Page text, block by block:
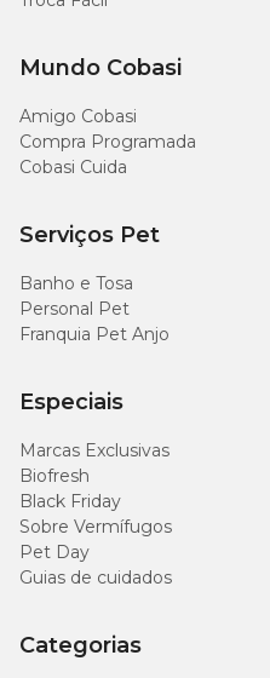
Matéria fibrosa (máx.)
Cálcio (máx.)
Fósforo (mín.)
Extrato de Yucca schidigera
Mundo Cobasi
Amigo Cobasi
Compra Programada
Cobasi Cuida
Serviços Pet
Banho e Tosa
Personal Pet
Franquia Pet Anjo
Especiais
Marcas Exclusivas
Biofresh
Black Friday
Sobre Vermífugos
Pet Day
Guias de cuidados
Categorias